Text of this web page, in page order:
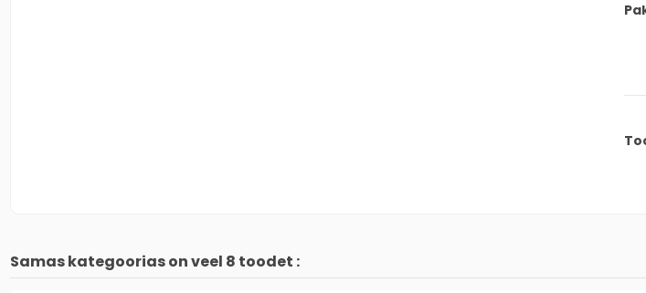
Samas kategoorias on veel 8 toodet :